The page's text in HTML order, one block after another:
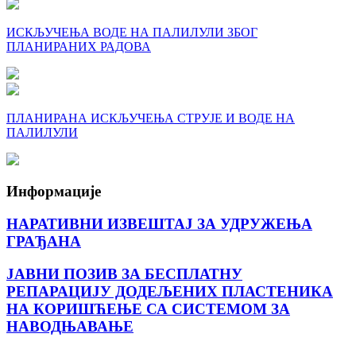
ИСКЉУЧЕЊА ВОДЕ НА ПАЛИЛУЛИ ЗБОГ
ПЛАНИРАНИХ РАДОВА
ПЛАНИРАНА ИСКЉУЧЕЊА СТРУЈЕ И ВОДЕ НА
ПАЛИЛУЛИ
Информације
НАРАТИВНИ ИЗВЕШТАЈ ЗА УДРУЖЕЊА
ГРАЂАНА
ЈАВНИ ПОЗИВ ЗА БЕСПЛАТНУ
РЕПАРАЦИЈУ ДОДЕЉЕНИХ ПЛАСТЕНИКА
НА КОРИШЋЕЊЕ СА СИСТЕМОМ ЗА
НАВОДЊАВАЊЕ